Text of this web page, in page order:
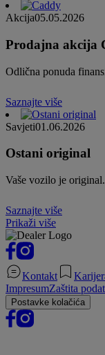
Akcija05.05.2026
Prodajna akcija
Odlična ponuda
Saznajte više
Savjeti01.06.2026
Ostani original
Vaše vozilo je
Saznajte više
Prikaži više
Kontakt
ImpresumZaštita
Postavke kolačića